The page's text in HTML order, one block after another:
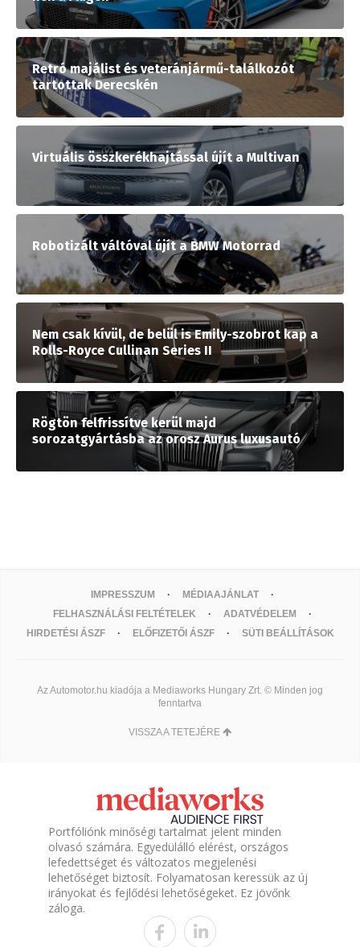
Retró majálist és veteránjármű-találkozót
tartottak Derecskén
Virtuális összkerékhajtással újít a Multivan
Robotizált váltóval újít a BMW Motorrad
Nem csak kívül, de belül is Emily-szobrot kap a
Rolls-Royce Cullinan Series II
Rögtön felfrissítve kerül majd
sorozatgyártásba az orosz Aurus luxusautó
IMPRESSZUM
MÉDIAAJÁNLAT
FELHASZNÁLÁSI FELTÉTELEK
ADATVÉDELEM
HIRDETÉSI ÁSZF
ELŐFIZETŐI ÁSZF SÜTI BEÁLLÍTÁSOK
Az Automotor.hu kiadója a Mediaworks Hungary Zrt. © Minden jog
fenntartva
VISSZA A TETEJÉRE
Portfóliónk minőségi tartalmat jelent minden
olvasó számára. Egyedülálló elérést, országos
lefedettséget és változatos megjelenési
lehetőséget biztosít. Folyamatosan keressük az új
irányokat és fejlődési lehetőségeket. Ez jövőnk
záloga.